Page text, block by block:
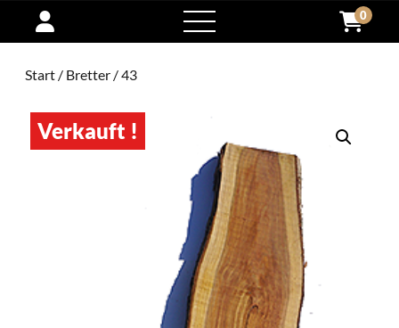
open
menu
0
Start / Bretter / 43
Verkauft !